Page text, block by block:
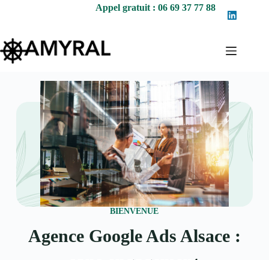
Appel gratuit : 06 69 37 77 88
BIENVENUE
Agence Google Ads Alsace :